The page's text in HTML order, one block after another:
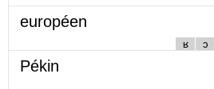
européen
ʁ ɔ
Pékin